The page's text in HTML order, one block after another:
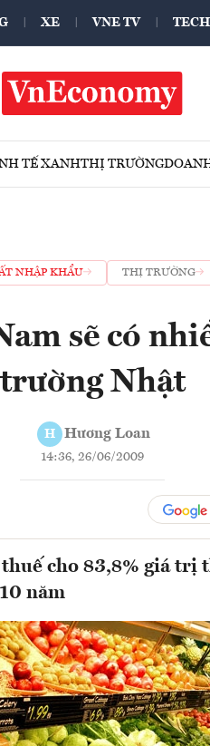
XE VNE TV
TẾ XANHTHỊ TRƯỜNG
NHẬP KHẨU THỊ TRƯỜNG
sẽ có
trường Nhật
H Hương Loan
14:36, 26/06/2009
cho 83,8% giá trị
năm